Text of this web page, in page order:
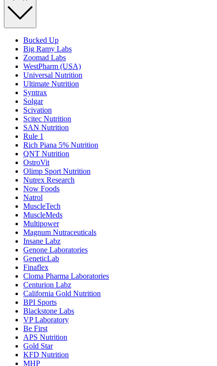
Bucked Up
Big Ramy Labs
Zoomad Labs
WestPharm (USA)
Universal Nutrition
Ultimate Nutrition
Syntrax
Solgar
Scivation
Scitec Nutrition
SAN Nutrition
Rule 1
Rich Piana 5% Nutrition
QNT Nutrition
OstroVit
Olimp Sport Nutrition
Nutrex Research
Now Foods
Natrol
MuscleTech
MuscleMeds
Multipower
Magnum Nutraceuticals
Insane Labz
Genone Laboratories
GeneticLab
Finaflex
Cloma Pharma Laboratories
Centurion Labz
California Gold Nutrition
BPI Sports
Blackstone Labs
VP Laboratory
Be First
APS Nutrition
Gold Star
KFD Nutrition
MHP